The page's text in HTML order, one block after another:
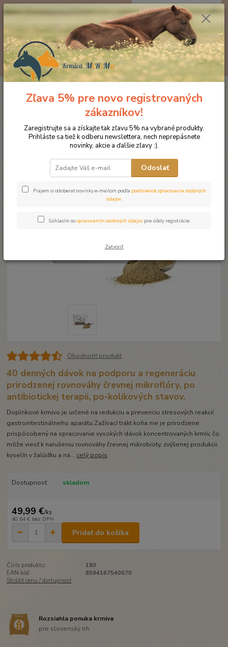
Menu
Hľadať
0ks
za0 €
Dromy Gastroline 3000 g
Novinka
Ohodnotiť produkt
40 denných dávok na podporu a regeneráciu
prirodzenej rovnováhy črevnej mikroflóry, po
antibiotickej terapii, po-kolikových stavov.
Doplnkové krmivo je určené na redukciu a prevenciu stresových reakcií
gastrointestinálneho aparátu.Zažívací trakt koňa nie je prirodzene
prispôsobený na spracovanie vysokých dávok koncentrovaných krmív, čo
môže viesť k narušeniu rovnováhy črevnej mikrobioty, zvýšenej produkcii
kyselín v žalúdku a ná... celý popis
Dostupnosť skladom
49,99 €/ks
40,64 € bez DPH
Pridať do košíka
Číslo produktu:
180
EAN kód:
8594167540070
Strážiť cenu / dostupnosť
Rozsiahla ponuka krmiva
pre slovenský trh
Zľava 5% pre novo registrovaných
zákazníkov!
Zaregistrujte sa a získajte tak zľavu 5% na vybrané produkty.
Prihláste sa tiež k odberu newslettera, nech neprepásnete
novinky, akcie a ďalšie zľavy :).
Odoslať
Prajem si odoberať novinky e-mailom podľa podmienok spracovania osobných
údajov.
Súhlasím sospracovaním osobných údajov pre účely registrácie.
Zatvoriť